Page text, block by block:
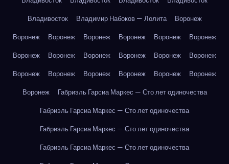
Владивосток
Владимир Набоков — Лолита
Воронеж
Воронеж
Воронеж Воронеж Воронеж Воронеж
Воронеж
Воронеж
Воронеж Воронеж Воронеж Воронеж
Воронеж
Воронеж
Воронеж Воронеж Воронеж Воронеж
Воронеж
Воронеж
Габриэль Гарсиа Маркес — Сто лет одиночества
Габриэль Гарсиа Маркес — Сто лет одиночества
Габриэль Гарсиа Маркес — Сто лет одиночества
Габриэль Гарсиа Маркес — Сто лет одиночества